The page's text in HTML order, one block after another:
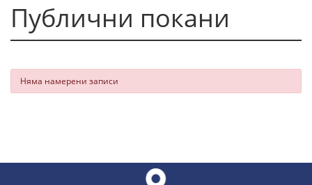
Публични покани
Няма намерени записи